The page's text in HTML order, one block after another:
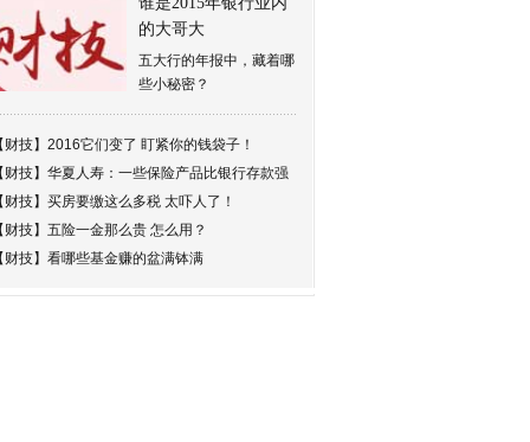
的大哥大
五大行的年报中，藏着哪
些小秘密？
财技】 2016它们变了 盯紧你的钱袋子！
财技】 华夏人寿：一些保险产品比银行存款强
财技】 买房要缴这么多税 太吓人了！
财技】 五险一金那么贵 怎么用？
财技】 看哪些基金赚的盆满钵满